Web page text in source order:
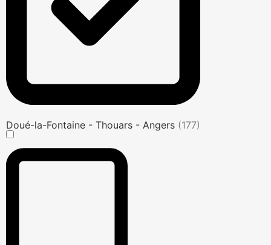
Doué-la-Fontaine - Thouars - Angers (177)